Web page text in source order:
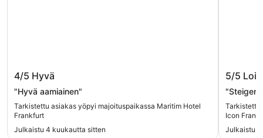
Maritim Hotel Frankfurt
4/5 Hyvä
"Hyvä aamiainen"
Tarkistettu asiakas yöpyi majoituspaikassa Maritim Hotel
Frankfurt
Julkaistu 4 kuukautta sitten
5/5
Tarkistettu
Icon
Julkaistu